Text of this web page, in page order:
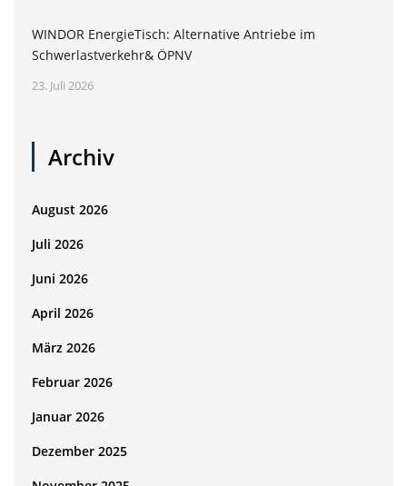
WINDOR EnergieTisch: Alternative Antriebe im
Schwerlastverkehr& ÖPNV
23. Juli 2026
Archiv
August 2026
Juli 2026
Juni 2026
April 2026
März 2026
Februar 2026
Januar 2026
Dezember 2025